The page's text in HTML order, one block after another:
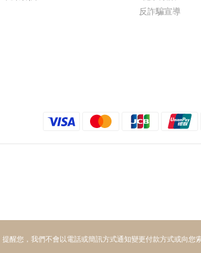
反詐騙宣導
提醒您，我們不會以電話或簡訊方式通知變更付款方式或向您